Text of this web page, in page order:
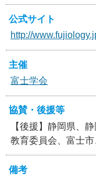
公式サイト
http://
主催
富士学会
協賛・後援等
【後援】静岡県、
教育委員会、富士市
備考